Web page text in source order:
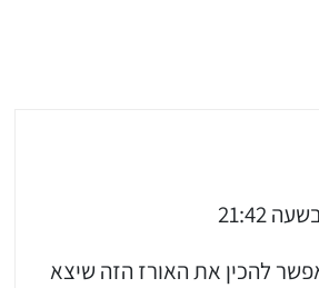
להכין את האורז הזה שיצא